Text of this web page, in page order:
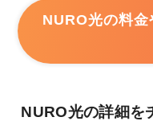
NURO光の料
NURO光の詳細を